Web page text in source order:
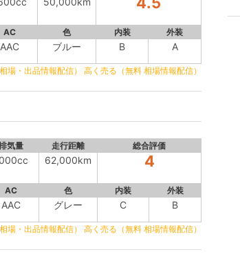
AC 色 内装 外装
AAC ブルー B A
場・出品情報配信） 高く売る（無料 相場情報配信）
気量 走行距離 総合評価
62,000km 4
AC 色 内装 外装
AAC グレー C B
場・出品情報配信） 高く売る（無料 相場情報配信）